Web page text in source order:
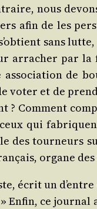
nous
afin de les
sans
arra­cher par la
asso­cia­tion de
voter et de
? Com­ment
qui
des tour­neurs
organe
écrit un
Enfin, ce